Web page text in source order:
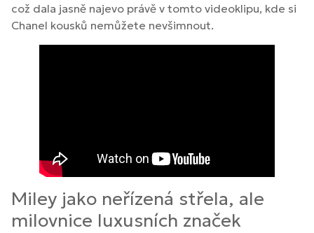
což dala jasně najevo právě v tomto videoklipu, kde si
Chanel kousků nemůžete nevšimnout.
Miley jako neřízená střela, ale
milovnice luxusních značek